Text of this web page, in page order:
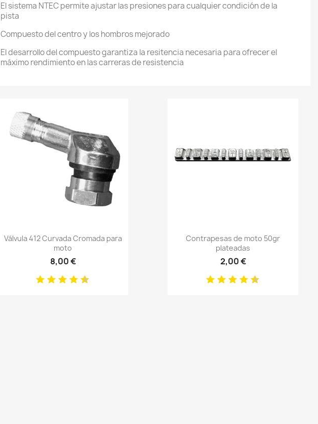
El sistema NTEC permite ajustar las presiones para cualquier condición de la
pista
Compuesto del centro y los hombros mejorado
El desarrollo del compuesto garantiza la resitencia necesaria para ofrecer el
máximo rendimiento en las carreras de resistencia
Anteprima
Válvula 412 Curvada Cromada para
moto
8,00 €
Anteprima
Contrapesas de moto 50gr
plateadas
2,00 €